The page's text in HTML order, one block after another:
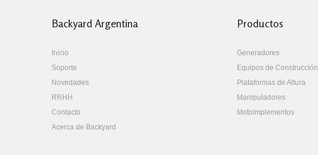
Backyard Argentina
Inicio
Soporte
Novedades
RRHH
Contacto
Acerca de Backyard
Productos
Generadores
Equipos de Construcción
Plataformas de Altura
Manipuladores
Motoimplementos